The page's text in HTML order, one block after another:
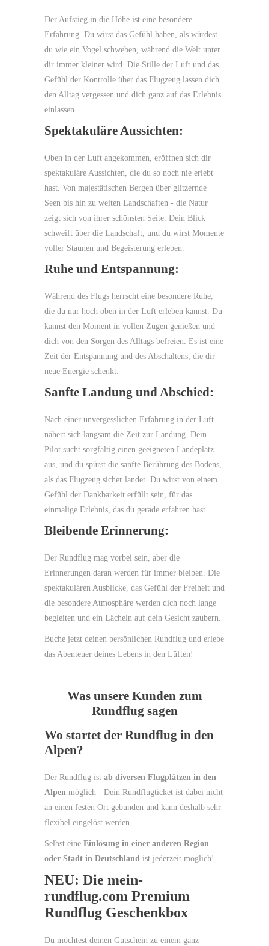
Der Aufstieg in die Höhe ist eine besondere
Erfahrung. Du wirst das Gefühl haben, als würdest
du wie ein Vogel schweben, während die Welt unter
dir immer kleiner wird. Die Stille der Luft und das
Gefühl der Kontrolle über das Flugzeug lassen dich
den Alltag vergessen und dich ganz auf das Erlebnis
einlassen.
Spektakuläre Aussichten:
Oben in der Luft angekommen, eröffnen sich dir
spektakuläre Aussichten, die du so noch nie erlebt
hast. Von majestätischen Bergen über glitzernde
Seen bis hin zu weiten Landschaften - die Natur
zeigt sich von ihrer schönsten Seite. Dein Blick
schweift über die Landschaft, und du wirst Momente
voller Staunen und Begeisterung erleben.
Ruhe und Entspannung:
Während des Flugs herrscht eine besondere Ruhe,
die du nur hoch oben in der Luft erleben kannst. Du
kannst den Moment in vollen Zügen genießen und
dich von den Sorgen des Alltags befreien. Es ist eine
Zeit der Entspannung und des Abschaltens, die dir
neue Energie schenkt.
Sanfte Landung und Abschied:
Nach einer unvergesslichen Erfahrung in der Luft
nähert sich langsam die Zeit zur Landung. Dein
Pilot sucht sorgfältig einen geeigneten Landeplatz
aus, und du spürst die sanfte Berührung des Bodens,
als das Flugzeug sicher landet. Du wirst von einem
Gefühl der Dankbarkeit erfüllt sein, für das
einmalige Erlebnis, das du gerade erfahren hast.
Bleibende Erinnerung:
Der Rundflug mag vorbei sein, aber die
Erinnerungen daran werden für immer bleiben. Die
spektakulären Ausblicke, das Gefühl der Freiheit und
die besondere Atmosphäre werden dich noch lange
begleiten und ein Lächeln auf dein Gesicht zaubern.
Buche jetzt deinen persönlichen Rundflug und erlebe
das Abenteuer deines Lebens in den Lüften!
Was unsere Kunden zum
Rundflug sagen
Wo startet der Rundflug in den
Alpen?
Der Rundflug ist ab diversen Flugplätzen in den
Alpen möglich - Dein Rundflugticket ist dabei nicht
an einen festen Ort gebunden und kann deshalb sehr
flexibel eingelöst werden.
Selbst eine Einlösung in einer anderen Region
oder Stadt in Deutschland ist jederzeit möglich!
NEU: Die mein-
rundflug.com Premium
Rundflug Geschenkbox
Du möchtest deinen Gutschein zu einem ganz